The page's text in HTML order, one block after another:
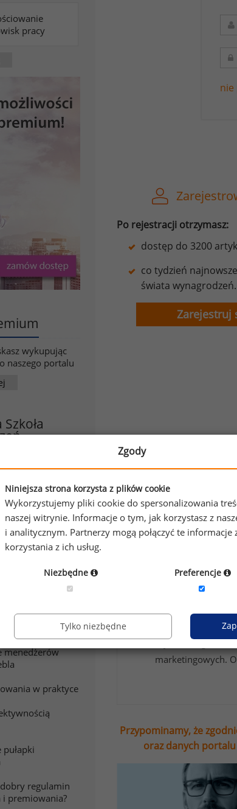
pracy
wykupując
naszego portalu
stanowisk pracy
wynagradzania
pracy. Polski
wynagradzania
menedżerów
w praktyce
pułapki
regulamin
i premiowania?
nie
Po rejestracji otrzymasz:
dostęp do 3200
co tydzień
świata wynagrodzeń.
Zarejestruj
Wybierz opcję
Chcesz na bieżąco
Zapisz się do newslettera!
Wyrażam zgodę
Sedlak sp. z o.o.
Wyrażam zgodę
marketingowych.
Przypominamy, że
oraz danych
Zgody
Niniejsza strona korzysta z plików cookie
Wykorzystujemy pliki cookie do spersonalizowania
naszej witrynie. Informacje o tym, jak korzystasz z
i analitycznym. Partnerzy mogą połączyć te
korzystania z ich usług.
Niezbędne Preferencje
Tylko niezbędne